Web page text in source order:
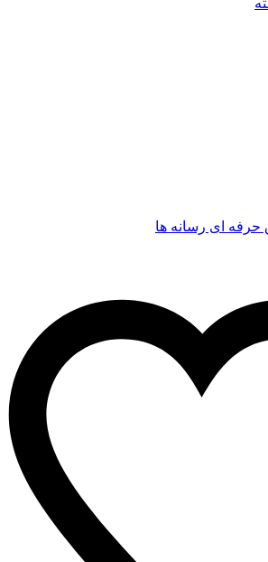
حرفه ای رسانه ها